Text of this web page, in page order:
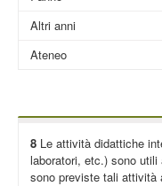
Altri anni
Ateneo
8Le attività didattiche
laboratori, etc.) sono utili
sono previste tali attività